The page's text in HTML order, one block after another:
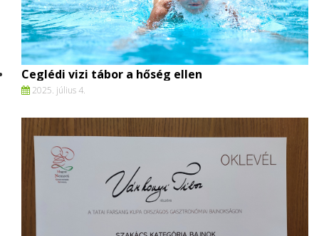
Ceglédi vizi tábor a hőség ellen
2025. július 4.